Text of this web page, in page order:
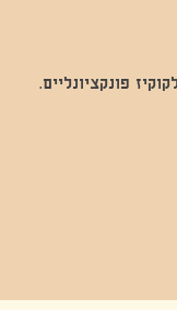
פונקציונליים.